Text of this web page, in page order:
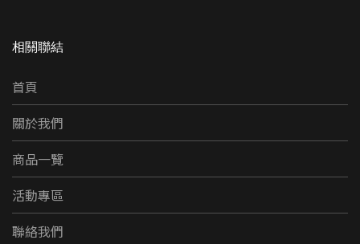
相關聯結
首頁
關於我們
商品一覽
活動專區
聯絡我們